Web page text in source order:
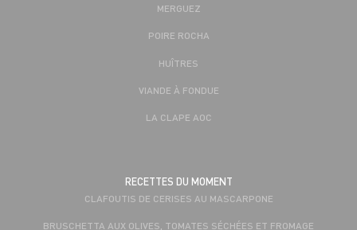
MERGUEZ
POIRE ROCHA
HUÎTRES
VIANDE À FONDUE
LA CLAPE AOC
RECETTES DU MOMENT
CLAFOUTIS DE CERISES AU MASCARPONE
BRUSCHETTA AUX OLIVES, TOMATES SÉCHÉES ET FROMAGE